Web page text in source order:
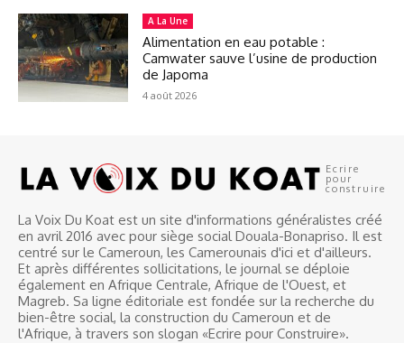
A La Une
Alimentation en eau potable :
Camwater sauve l’usine de production
de Japoma
4 août 2026
Ecrire
pour
construire
La Voix Du Koat est un site d'informations généralistes créé
en avril 2016 avec pour siège social Douala-Bonapriso. Il est
centré sur le Cameroun, les Camerounais d'ici et d'ailleurs.
Et après différentes sollicitations, le journal se déploie
également en Afrique Centrale, Afrique de l'Ouest, et
Magreb. Sa ligne éditoriale est fondée sur la recherche du
bien-être social, la construction du Cameroun et de
l'Afrique, à travers son slogan «Ecrire pour Construire».